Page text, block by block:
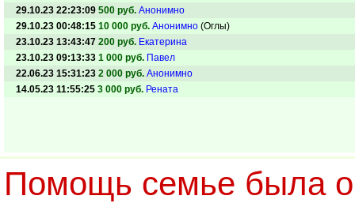
29.10.23 22:23:09 500 руб. Анонимно
29.10.23 00:48:15 10 000 руб. Анонимно (Оглы)
23.10.23 13:43:47 200 руб. Екатерина
23.10.23 09:13:33 1 000 руб. Павел
22.06.23 15:31:23 2 000 руб. Анонимно
14.05.23 11:55:25 3 000 руб. Рената
Помощь семье была